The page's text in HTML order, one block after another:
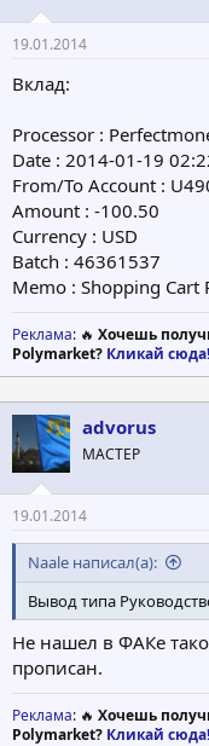
19.01.2014
Вклад:
Processor :
Date : 2014-01-19
From/To Account :
Amount : -100.50
Currency : USD
Batch : 46361537
Memo : Shopping Cart
Реклама: 🔥 Хочешь
Polymarket? Кликай сюда!
advorus
МАСТЕР
19.01.2014
Naale написал(а):
Вывод типа
Не нашел в ФАКе
прописан.
Реклама: 🔥 Хочешь
Polymarket? Кликай сюда!